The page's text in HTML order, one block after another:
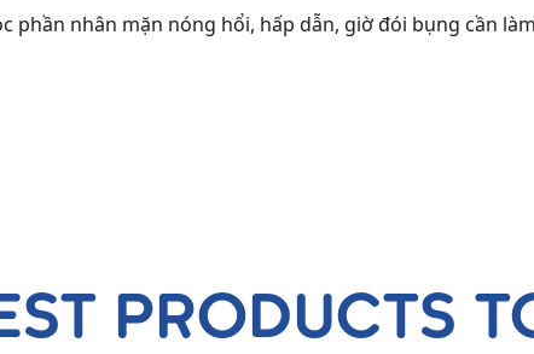
phần nhân mặn nóng hổi, hấp dẫn, giờ đói bụng cần
PRODUCTS